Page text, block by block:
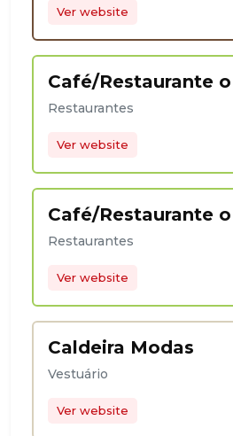
Ver website
Café/Restaurante
Restaurantes
Ver website
Café/Restaurante
Restaurantes
Ver website
Caldeira Modas
Vestuário
Ver website